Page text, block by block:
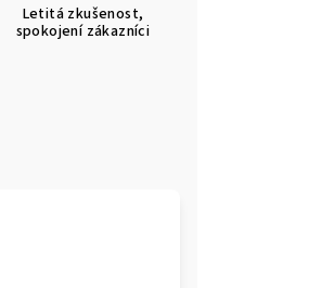
Letitá zkušenost,
spokojení zákazníci